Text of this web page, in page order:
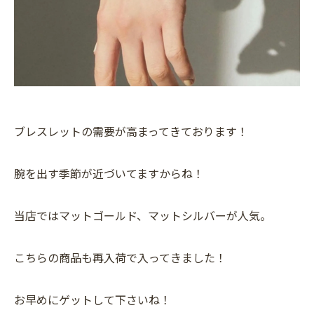
ブレスレットの需要が高まってきております！
腕を出す季節が近づいてますからね！
当店ではマットゴールド、マットシルバーが人気。
こちらの商品も再入荷で入ってきました！
お早めにゲットして下さいね！